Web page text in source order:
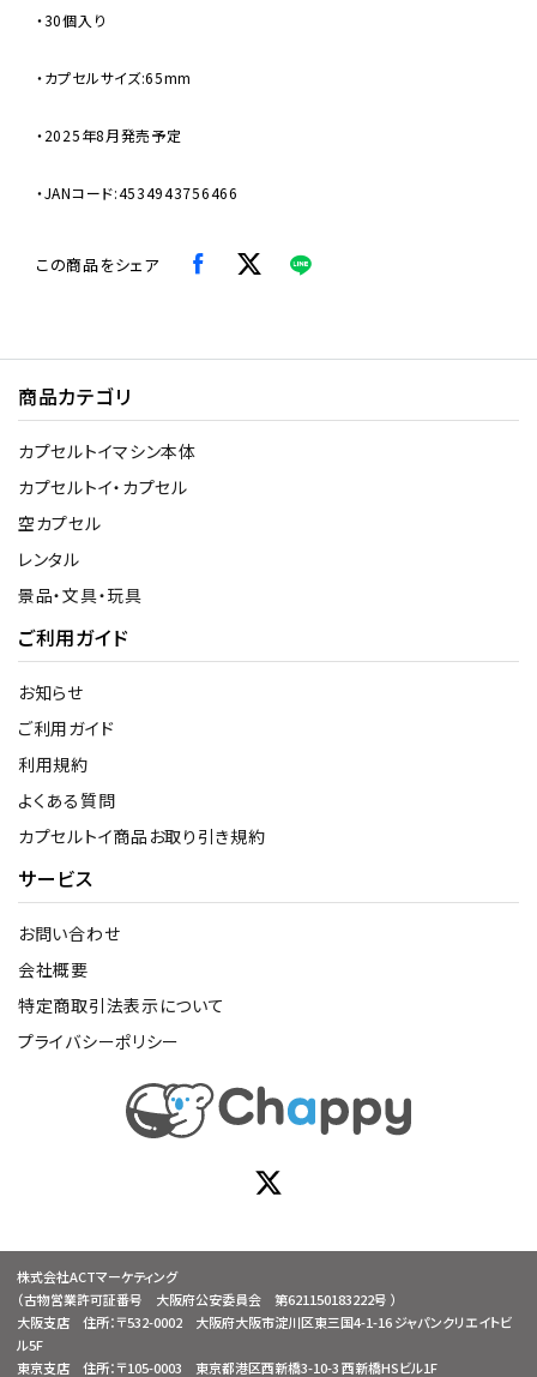
・30個入り
・カプセルサイズ:65mm
・2025年8月発売予定
・JANコード:4534943756466
この商品をシェア
商品カテゴリ
カプセルトイマシン本体
カプセルトイ・カプセル
空カプセル
レンタル
景品・文具・玩具
ご利用ガイド
お知らせ
ご利用ガイド
利用規約
よくある質問
カプセルトイ商品お取り引き規約
サービス
お問い合わせ
会社概要
特定商取引法表示について
プライバシーポリシー
株式会社ACTマーケティング
（古物営業許可証番号 大阪府公安委員会 第621150183222号 ）
大阪支店 住所：〒532-0002 大阪府大阪市淀川区東三国4-1-16 ジャパンクリエイトビ
ル5F
東京支店 住所：〒105-0003 東京都港区西新橋3-10-3 西新橋HSビル1F